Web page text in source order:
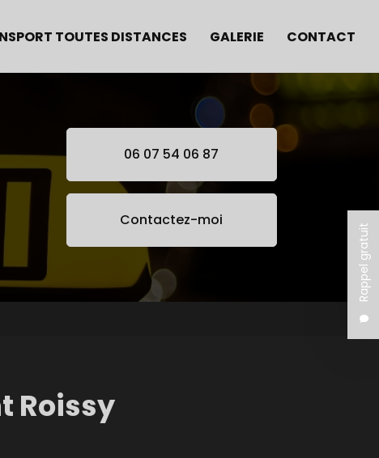
Rappel gratuit
TOUTES DISTANCES GALERIE CONTACT
06 07 54 06 87
Contactez-moi
Roissy